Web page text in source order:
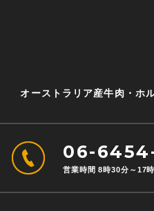
オーストラリア産牛肉・ホ
06-
営業時間 8時30分～